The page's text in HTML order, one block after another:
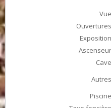
Vue
Ouvertures
Exposition
Ascenseur
Cave
Autres
Piscine